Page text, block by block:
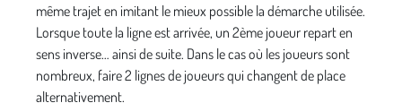
même trajet en imitant le mieux possible la démarche utilisée.
Lorsque toute la ligne est arrivée, un 2ème joueur repart en
sens inverse… ainsi de suite. Dans le cas où les joueurs sont
nombreux, faire 2 lignes de joueurs qui changent de place
alternativement.